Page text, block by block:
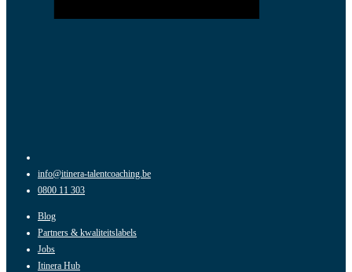
info@itinera-talentcoaching.be
0800 11 303
Blog
Partners & kwaliteitslabels
Jobs
Itinera Hub